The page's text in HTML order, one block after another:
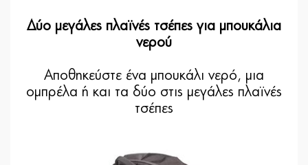
Δύο μεγάλες πλαϊνές τσέπες για μπουκάλια
νερού
Αποθηκεύστε ένα μπουκάλι νερό, μια
ομπρέλα ή και τα δύο στις μεγάλες πλαϊνές
τσέπες